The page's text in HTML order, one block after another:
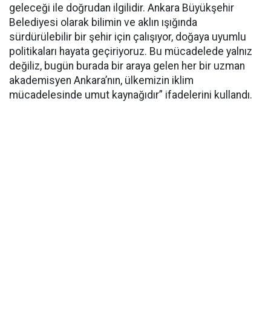
geleceği ile doğrudan ilgilidir. Ankara Büyükşehir
Belediyesi olarak bilimin ve aklın ışığında
sürdürülebilir bir şehir için çalışıyor, doğaya uyumlu
politikaları hayata geçiriyoruz. Bu mücadelede yalnız
değiliz, bugün burada bir araya gelen her bir uzman
akademisyen Ankara’nın, ülkemizin iklim
mücadelesinde umut kaynağıdır” ifadelerini kullandı.